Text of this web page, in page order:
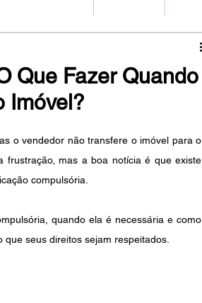
Que Fazer Quando
Imóvel?
o vendedor não transfere o imóvel para o
frustração, mas a boa notícia é que existe
compulsória.
quando ela é necessária e como
seus direitos sejam respeitados.